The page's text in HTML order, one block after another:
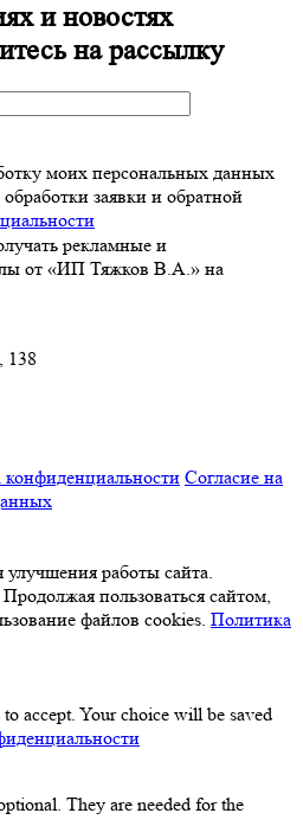
и новостях
на рассылку
моих персональных данных
заявки и обратной
рекламные и
от «ИП Тяжков В.А.» на
138
Согласие на
работы сайта.
пользоваться сайтом,
файлов cookies. Политика
accept. Your choice will be saved
They are needed for the